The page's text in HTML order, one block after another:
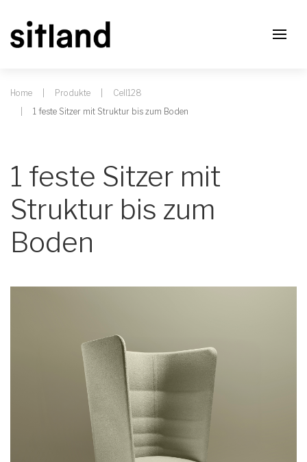
Home Produkte
Cell128
1 feste Sitzer mit Struktur bis zum Boden
1 feste Sitzer mit
Struktur bis zum
Boden